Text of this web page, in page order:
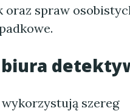
spraw
szereg